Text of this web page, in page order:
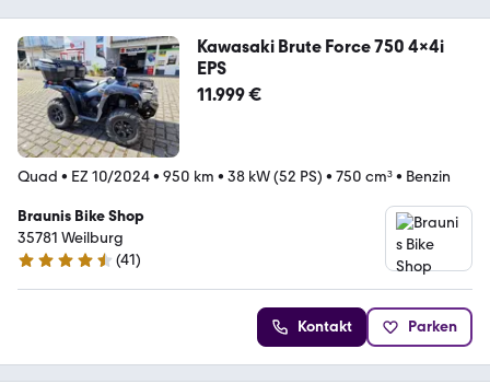
Kawasaki Brute Force 750 4x4i
EPS
11.999 €
Quad • EZ 10/2024• 950 km • 38 kW (52 PS) • 750 cm³• Benzin
Braunis Bike Shop
35781 Weilburg
4.7 Sterne
(41)
Kontakt Parken